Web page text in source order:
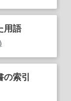
用語
の索引